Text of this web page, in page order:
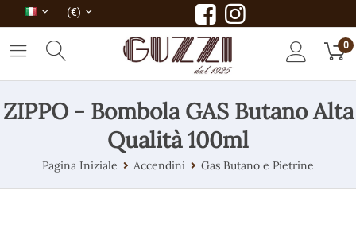
(€)
0
ZIPPO - Bombola GAS Butano Alta
Qualità 100ml
Pagina Iniziale Accendini Gas Butano e Pietrine